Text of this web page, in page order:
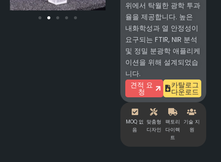
위에서 탁월한 광학 투과
율을 제공합니다. 높은
내화학성과 열 안정성이
요구되는 FTIR, NIR 분석
및 정밀 분광학 애플리케
이션을 위해 설계되었습
니다.
견적 요
청
카탈로그
다운로드
MOQ 없
음
맞춤형
디자인
팩토리
다이렉
트
기술 지
원